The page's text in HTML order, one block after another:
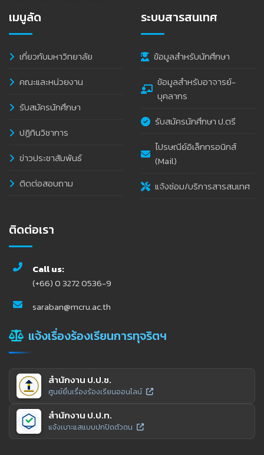
เมนูลัด
เกี่ยวกับมหาวิทยาลัย
คณะและหน่วยงาน
รับสมัครนักศึกษา
ปฏิทินวิชาการ
ข่าวประชาสัมพันธ์
ติดต่อสอบถาม
ระบบสารสนเทศ
ข้อมูลสำหรับนักศึกษา
ข้อมูลสำหรับอาจารย์-
บุคลากร
รับสมัครนักศึกษา ป.ตรี
ไปรษณีย์อิเล็กทรอนิกส์
(Mail)
แจ้งซ่อม/บริการสารสนเทศ
ติดต่อเรา
Call us:
(+66) 0 3272 0536-9
saraban@mcru.ac.th
แจ้งเรื่องร้องเรียนการทุจริตฯ
สำนักงาน ป.ป.ช.
ศูนย์ยื่นเรื่องร้องเรียนออนไลน์
สำนักงาน ป.ป.ท.
แจ้งเบาะแสแบบปกปิดตัวตน